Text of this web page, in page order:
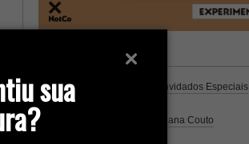
sua
Espresso
Coluna Café por Convidados Especiais
por Cristiana Couto